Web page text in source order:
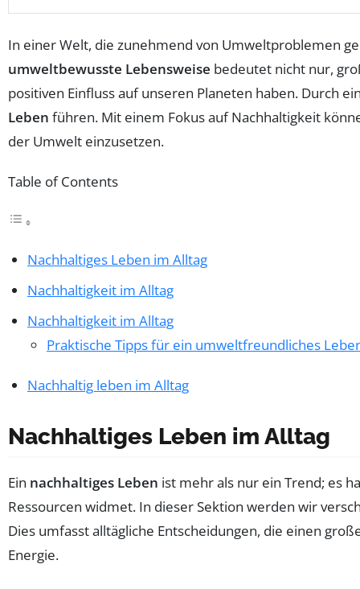
In einer Welt, die zunehmend von Umweltproblemen
umweltbewusste Lebensweise bedeutet nicht nur,
positiven Einfluss auf unseren Planeten haben. Durch
Leben führen. Mit einem Fokus auf Nachhaltigkeit
der Umwelt einzusetzen.
Table of Contents
Nachhaltiges Leben im Alltag
Nachhaltigkeit im Alltag
Nachhaltigkeit im Alltag
Praktische Tipps für ein umweltfreundliches
Nachhaltig leben im Alltag
Nachhaltiges Leben im Alltag
Ein nachhaltiges Leben ist mehr als nur ein Trend; es
Ressourcen widmet. In dieser Sektion werden wir
Dies umfasst alltägliche Entscheidungen, die einen
Energie.